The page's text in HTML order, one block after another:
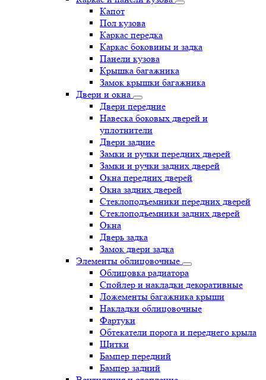
Капот
Пол кузова
Каркас передка
Каркас боковины и задка
Панели кузова
Крышка багажника
Замок крышки багажника
Двери и окна
Двери передние
Навеска боковых дверей и
уплотнители
Двери задние
Замки и ручки передних дверей
Замки и ручки задних дверей
Окна передних дверей
Окна задних дверей
Стеклоподъемники передних дверей
Стеклоподъемники задних дверей
Окна
Дверь задка
Замок двери задка
Элементы облицовочные
Облицовка радиатора
Спойлер и накладки декоративные
Ложементы багажника крыши
Накладки облицовочные
Фартуки
Обтекатели порога и переднего крыла
Щитки
Бампер передний
Бампер задний